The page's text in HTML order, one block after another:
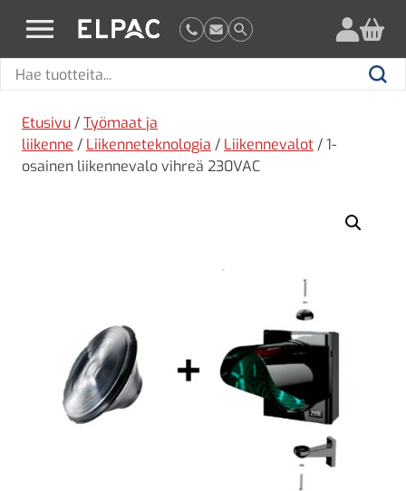
elpac.fi
Hae
Hae
Etusivu /Työmaat ja
liikenne / Liikenneteknologia / Liikennevalot / 1-
osainen liikennevalo vihreä 230VAC